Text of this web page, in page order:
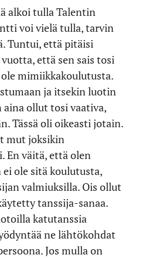
alkoi tulla Talentin
voi vielä tulla, tarvin
Tuntui, että pitäisi
että sen sais tosi
mimiikkakoulutusta.
ja itsekin luotin
aina ollut tosi vaativa,
Tässä oli oikeasti jotain.
mut joksikin
väitä, että olen
ole sitä koulutusta,
valmiuksilla. Ois ollut
tanssija-sanaa.
katutanssia
ne lähtökohdat
Jos mulla on